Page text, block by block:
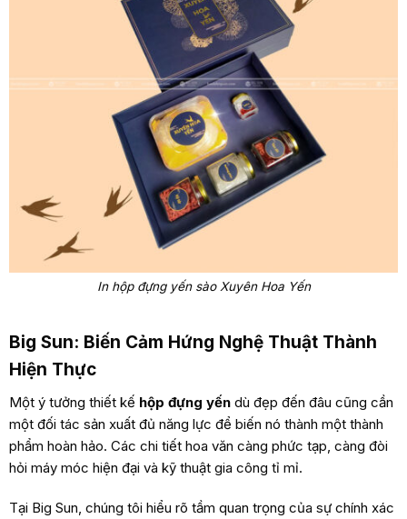
In hộp đựng yến sào Xuyên Hoa Yến
Big Sun: Biến Cảm Hứng Nghệ Thuật Thành
Hiện Thực
Một ý tưởng thiết kế hộp đựng yếndù đẹp đến đâu cũng cần
một đối tác sản xuất đủ năng lực để biến nó thành một thành
phẩm hoàn hảo. Các chi tiết hoa văn càng phức tạp, càng đòi
hỏi máy móc hiện đại và kỹ thuật gia công tỉ mỉ.
Tại Big Sun, chúng tôi hiểu rõ tầm quan trọng của sự chính xác